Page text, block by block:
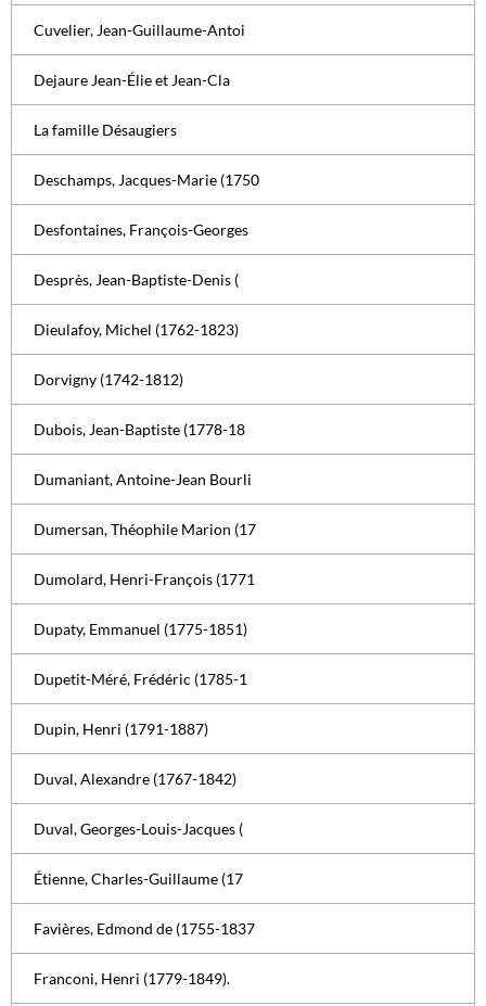
Cuvelier, Jean-Guillaume-Antoi
Dejaure Jean-Élie et Jean-Cla
La famille Désaugiers
Deschamps, Jacques-Marie (1750
Desfontaines, François-Georges
Desprès, Jean-Baptiste-Denis (
Dieulafoy, Michel (1762-1823)
Dorvigny (1742-1812)
Dubois, Jean-Baptiste (1778-18
Dumaniant, Antoine-Jean Bourli
Dumersan, Théophile Marion (17
Dumolard, Henri-François (1771
Dupaty, Emmanuel (1775-1851)
Dupetit-Méré, Frédéric (1785-1
Dupin, Henri (1791-1887)
Duval, Alexandre (1767-1842)
Duval, Georges-Louis-Jacques (
Étienne, Charles-Guillaume (17
Favières, Edmond de (1755-1837
Franconi, Henri (1779-1849).